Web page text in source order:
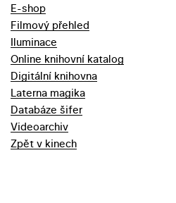
E-shop
Filmový přehled
Iluminace
Online knihovní katalog
Digitální knihovna
Laterna magika
Databáze šifer
Videoarchiv
Zpět v kinech